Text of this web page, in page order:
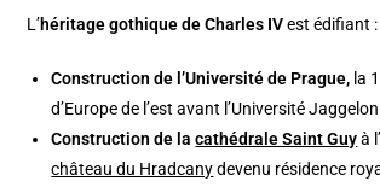
L’héritage gothique de Charles IVest édifiant :
Construction de l’Université de Prague, la
d’Europe de l’est avant l’Université
Construction de lacathédrale Saint Guy à
château du Hradcanydevenu résidence